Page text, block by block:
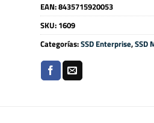
EAN:8435715920053
SKU: 1609
Categorías:SSD Enterprise,SSD